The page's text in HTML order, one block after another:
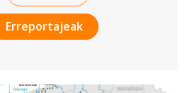
Erreportajeak